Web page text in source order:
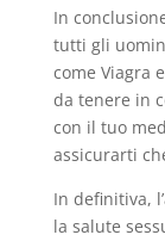
In
tutti gli
come Viagra
da tenere in
con il tuo
assicurarti
In definitiva,
la salute